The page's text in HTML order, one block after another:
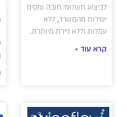
לביצוע תשלומי חובה ומסים
ישירות מהמשרד, ללא
עמלות וללא ניירת מיותרת.
קרא עוד »